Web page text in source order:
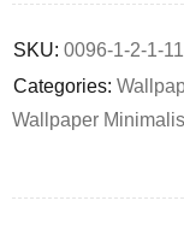
SKU: 0096-1-2-1-
Categories:
Wallpaper